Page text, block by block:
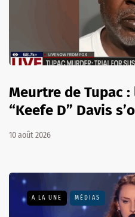
Meurtre de Tupac
“Keefe D” Davis
10 août 2026
A LA UNE MÉDIAS